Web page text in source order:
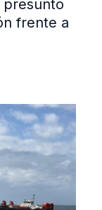
presunto
frente a